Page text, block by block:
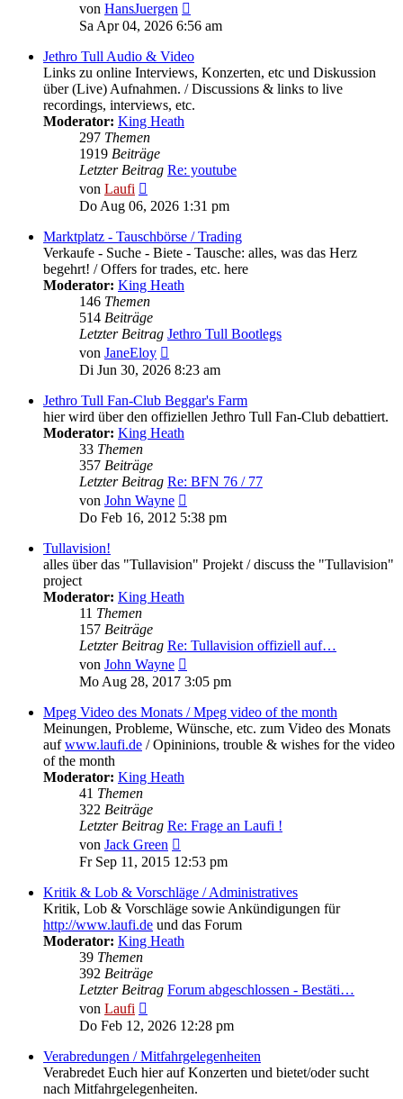
von HansJuergen
Beitrag
Sa Apr 04, 2026 6:56 am
Jethro Tull Audio & Video
Links zu online Interviews, Konzerten, etc und Diskussion
über (Live) Aufnahmen. / Discussions & links to live
recordings, interviews, etc.
Moderator: King Heath
297 Themen
1919 Beiträge
Letzter Beitrag Re: youtube
von Laufi
Beitrag
Do Aug 06, 2026 1:31 pm
Marktplatz - Tauschbörse / Trading
Verkaufe - Suche - Biete - Tausche: alles, was das Herz
begehrt! / Offers for trades, etc. here
Moderator: King Heath
146 Themen
514 Beiträge
Letzter Beitrag Jethro Tull Bootlegs
von JaneEloy
Beitrag
Di Jun 30, 2026 8:23 am
Jethro Tull Fan-Club Beggar's Farm
hier wird über den offiziellen Jethro Tull Fan-Club debattiert.
Moderator: King Heath
33 Themen
357 Beiträge
Letzter Beitrag Re: BFN 76 / 77
von John Wayne
Beitrag
Do Feb 16, 2012 5:38 pm
Tullavision!
alles über das "Tullavision" Projekt / discuss the "Tullavision"
project
Moderator: King Heath
11 Themen
157 Beiträge
Letzter Beitrag Re: Tullavision offiziell auf…
von John Wayne
Beitrag
Mo Aug 28, 2017 3:05 pm
Mpeg Video des Monats / Mpeg video of the month
Meinungen, Probleme, Wünsche, etc. zum Video des Monats
aufwww.laufi.de / Opininions, trouble & wishes for the video
of the month
Moderator: King Heath
41 Themen
322 Beiträge
Letzter Beitrag Re: Frage an Laufi !
von Jack Green
Beitrag
Fr Sep 11, 2015 12:53 pm
Kritik & Lob & Vorschläge / Administratives
Kritik, Lob & Vorschläge sowie Ankündigungen für
http://www.laufi.de und das Forum
Moderator: King Heath
39 Themen
392 Beiträge
Letzter Beitrag Forum abgeschlossen - Bestäti…
von Laufi
Beitrag
Do Feb 12, 2026 12:28 pm
Verabredungen / Mitfahrgelegenheiten
Verabredet Euch hier auf Konzerten und bietet/oder sucht
nach Mitfahrgelegenheiten.